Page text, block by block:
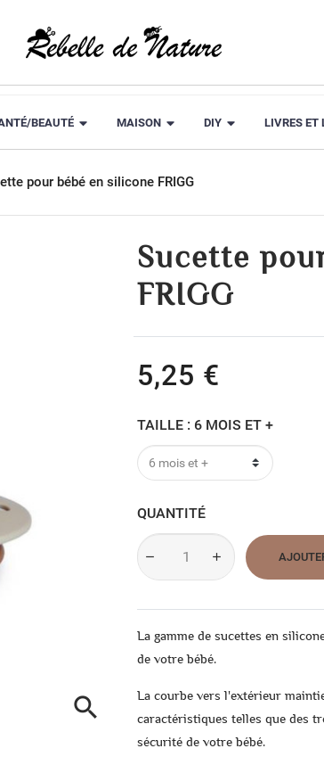
BEAUTÉ MAISON DIY LIVRES ET
pour bébé en silicone FRIGG

Sucette
FRIGG
5,25 €
TAILLE : 6 MOIS ET +
QUANTITÉ
La gamme de sucettes en
de votre bébé.
La courbe vers l'extérieur
caractéristiques telles que des
sécurité de votre bébé.